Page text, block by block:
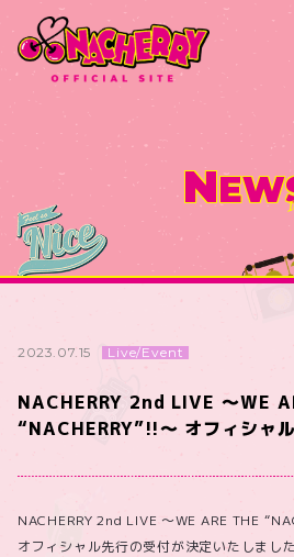
N
2023.07.15 Live/Event
NACHERRY 2nd LIVE 〜WE
“NACHERRY”!!〜 オフィシャ
NACHERRY 2nd LIVE 〜WE ARE THE
オフィシャル先行の受付が決定いたしました